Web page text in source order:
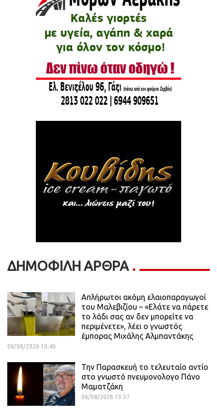
ΔΗΜΟΦΙΛΗ ΑΡΘΡΑ
Απλήρωτοι ακόμη ελαιοπαραγωγοί
του Μαλεβιζίου – «Ελάτε να πάρετε
το λάδι σας αν δεν μπορείτε να
περιμένετε», λέει ο γνωστός
έμπορας Μιχάλης Αλμπαντάκης
06/08/2026 10:40
Την Παρασκευή το τελευταίο αντίο
στο γνωστό πνευμονολογο Πάνο
Μαματζάκη
06/08/2026 13:37